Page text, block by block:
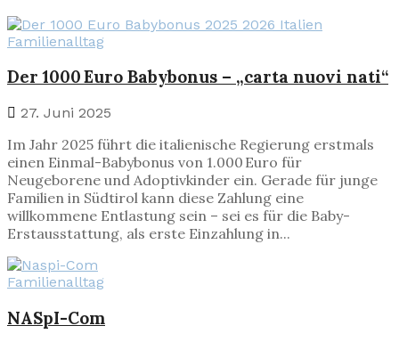
Familienalltag
Der 1000 Euro Babybonus – „carta nuovi nati“
27. Juni 2025
Im Jahr 2025 führt die italienische Regierung erstmals
einen Einmal-Babybonus von 1.000 Euro für
Neugeborene und Adoptivkinder ein. Gerade für junge
Familien in Südtirol kann diese Zahlung eine
willkommene Entlastung sein – sei es für die Baby-
Erstausstattung, als erste Einzahlung in...
Familienalltag
NASpI-Com